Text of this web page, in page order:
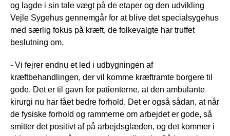
og lagde i sin tale vægt på de etaper og den udvikling
Vejle Sygehus gennemgår for at blive det specialsygehus
med særlig fokus på kræft, de folkevalgte har truffet
beslutning om.
- Vi fejrer endnu et led i udbygningen af
kræftbehandlingen, der vil komme kræftramte borgere til
gode. Det er til gavn for patienterne, at den ambulante
kirurgi nu har fået bedre forhold. Det er også sådan, at når
de fysiske forhold og rammerne om arbejdet er gode, så
smitter det positivt af på arbejdsglæden, og det kommer i